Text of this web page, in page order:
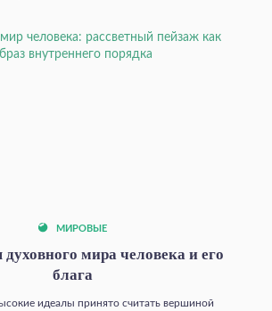
МИРОВЫЕ
мира человека и его
блага
идеалы принято считать вершиной